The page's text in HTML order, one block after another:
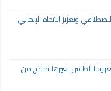
وتعزيز الاتجاه الإيجابي
للناطقين بغيرها نماذج من